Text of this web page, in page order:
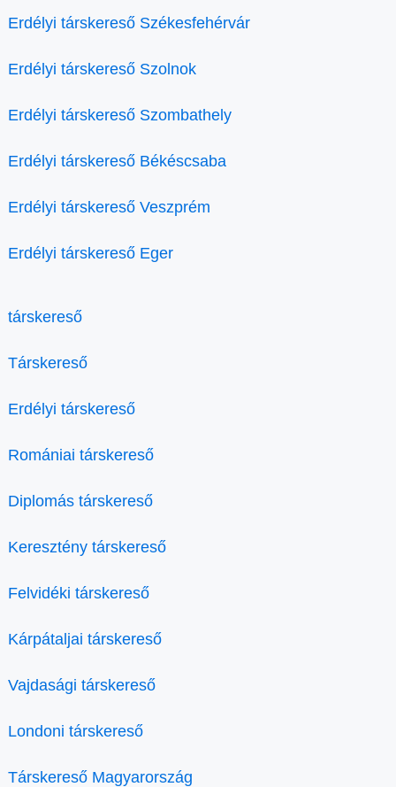
Erdélyi társkereső Székesfehérvár
Erdélyi társkereső Szolnok
Erdélyi társkereső Szombathely
Erdélyi társkereső Békéscsaba
Erdélyi társkereső Veszprém
Erdélyi társkereső Eger
társkereső
Társkereső
Erdélyi társkereső
Romániai társkereső
Diplomás társkereső
Keresztény társkereső
Felvidéki társkereső
Kárpátaljai társkereső
Vajdasági társkereső
Londoni társkereső
Társkereső Magyarország